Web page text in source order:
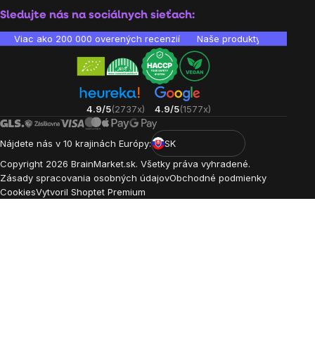
Sledujte nás na sociálnych sieťach:
Viac ako 200 000 overených recenzií Naše produkty sú
4.9/5(2737x) 4.9/5(1577x)
Nájdete nás v 10 krajinách Európy:
SK
Copyright 2026 BrainMarket.sk. Všetky práva vyhradené.
Zásady spracovania osobných údajovObchodné podmienky
CookiesVytvoril Shoptet Premium